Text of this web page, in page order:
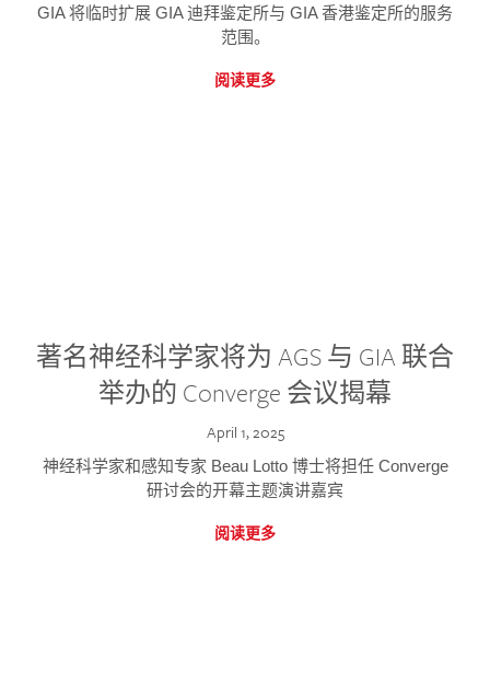
GIA 将临时扩展 GIA 迪拜鉴定所与 GIA 香港鉴定所的服务
范围。
阅读更多
著名神经科学家将为 AGS 与 GIA 联合
举办的 Converge 会议揭幕
April 1, 2025
神经科学家和感知专家 Beau Lotto 博士将担任 Converge
研讨会的开幕主题演讲嘉宾
阅读更多